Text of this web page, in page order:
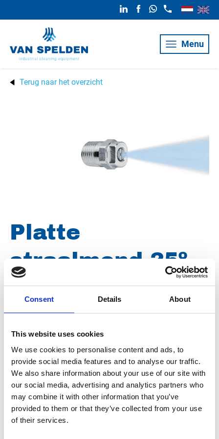
Consent Details About
This website uses cookies
We use cookies to personalise content and ads, to
provide social media features and to analyse our traffic.
We also share information about your use of our site with
our social media, advertising and analytics partners who
may combine it with other information that you’ve
provided to them or that they’ve collected from your use
of their services.
Menu
Terug naar het overzicht
Platte
straalmond 25º
500 bar, ¼"
buitendraad,
mond grote 050
D2550
Merk Falch